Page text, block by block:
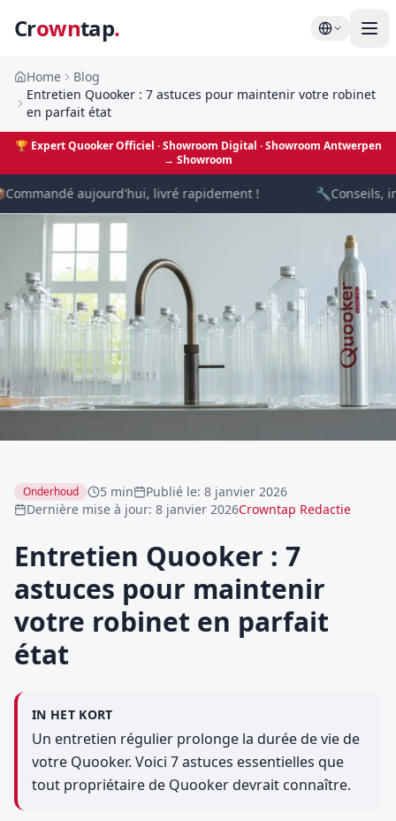
Crowntap.
Home
Blog
Entretien Quooker : 7 astuces pour maintenir votre robinet
en parfait état
🏆 Expert Quooker Officiel · Showroom Digital · Showroom Antwerpen
→ Showroom
Commandé aujourd'hui, livré rapidement ! 🔧Conseils,
Onderhoud 5 min Publié le: 8 janvier 2026
Dernière mise à jour: 8 janvier 2026Crowntap Redactie
Entretien Quooker : 7
astuces pour maintenir
votre robinet en parfait
état
IN HET KORT
Un entretien régulier prolonge la durée de vie de
votre Quooker. Voici 7 astuces essentielles que
tout propriétaire de Quooker devrait connaître.